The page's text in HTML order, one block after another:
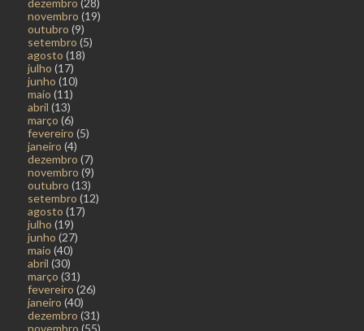
dezembro (28)
novembro (19)
outubro (9)
setembro (5)
agosto (18)
julho (17)
junho (10)
maio (11)
abril (13)
março (6)
fevereiro (5)
janeiro (4)
dezembro (7)
novembro (9)
outubro (13)
setembro (12)
agosto (17)
julho (19)
junho (27)
maio (40)
abril (30)
março (31)
fevereiro (26)
janeiro (40)
dezembro (31)